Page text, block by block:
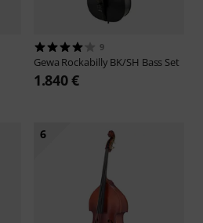
9
Gewa Rockabilly BK/SH Bass Set
1.840 €
6